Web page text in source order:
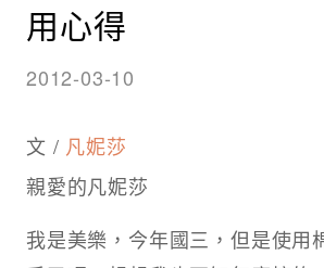
用心得
2012-03-10
文 / 凡妮莎
親愛的凡妮莎
我是美樂，今年國三，但是使用